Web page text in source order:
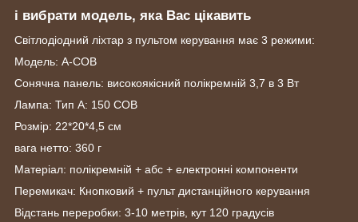
і вибрати модель, яка Вас цікавить
Світлодіодний ліхтар з пультом керування має 3 режими:
Модель: A-COB
Сонячна панель: високоякісний полікремній 3,7 в 3 Вт
Лампа: Тип A: 150 COB
Розмір: 22*20*4,5 см
вага нетто: 360 г
Матеріал: полікремній + абс + електронні компоненти
Перемикач: Кнопковий + пульт дистанційного керування
Відстань переробки: 3-10 метрів, кут 120 градусів